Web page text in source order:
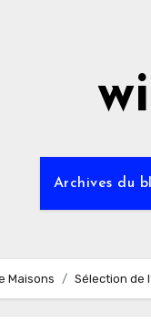
Archives du
Maisons Sélection de